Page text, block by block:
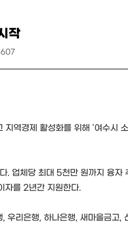
작
역경제 활성화를 위해 '여수시
. 업체당 최대 5천만 원까지 융자
를 2년간 지원한다.
리은행, 하나은행, 새마을금고,